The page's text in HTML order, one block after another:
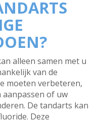
alleen samen met u
van de
moeten verbeteren,
of uw
De tandarts kan
Deze